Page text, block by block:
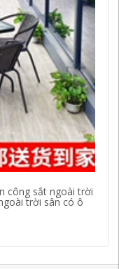
công sắt ngoài trời
trời sân có ô